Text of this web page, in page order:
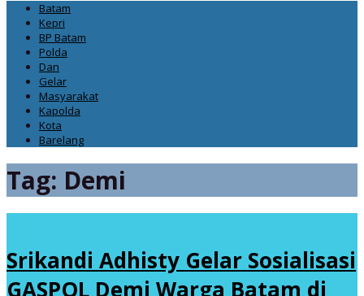
Batam
Kepri
BP Batam
Polda
Dan
Gelar
Masyarakat
Kapolda
Kota
Barelang
Tag: Demi
Srikandi Adhisty Gelar Sosialisasi
GASPOL Demi Warga Batam di